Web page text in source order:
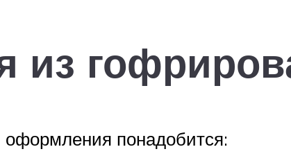
из
понадобится: